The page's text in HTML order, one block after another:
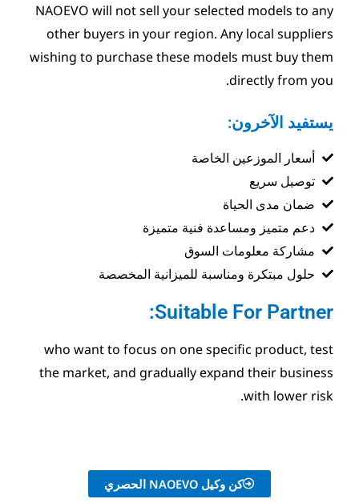
NAOEVO will not sell your
other buyers in your
wishing to purchase these
فنية متميزة
للميزانية المخصصة
who want to focus on one
the market, and gradually